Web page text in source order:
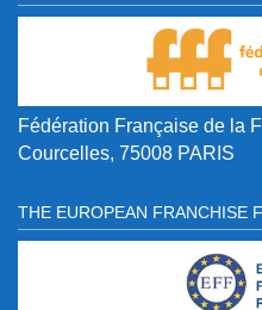
Fédération Française de la
Courcelles, 75008 PARIS
THE EUROPEAN FRANCHISE